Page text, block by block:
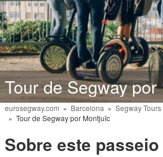
Tour de Segway
eurosegway.com » Barcelona » Segway Tours
» Tour de Segway por Montjuïc
Sobre este passeio